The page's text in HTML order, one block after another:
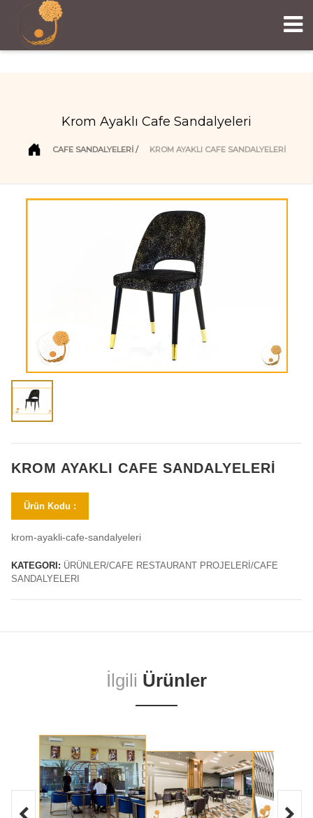
Krom Ayaklı Cafe Sandalyeleri
CAFE SANDALYELERI KROM AYAKLI CAFE SANDALYELERI
KROM AYAKLI CAFE SANDALYELERI
Ürün Kodu :
krom-ayakli-cafe-sandalyeleri
KATEGORI: ÜRÜNLER/CAFE RESTAURANT PROJELERİ/CAFE
SANDALYELERI
İlgili Ürünler